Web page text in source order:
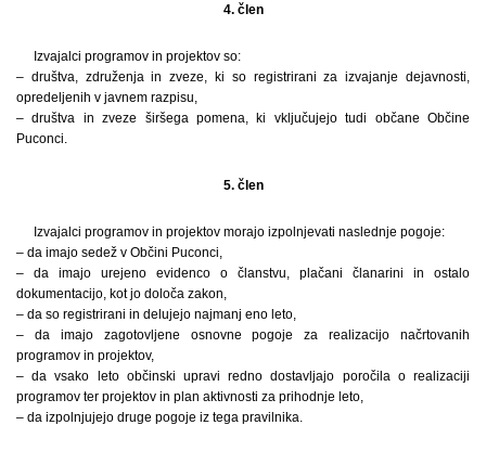
4. člen
Izvajalci programov in projektov so:
– društva, združenja in zveze, ki so registrirani za izvajanje dejavnosti,
opredeljenih v javnem razpisu,
– društva in zveze širšega pomena, ki vključujejo tudi občane Občine
Puconci.
5. člen
Izvajalci programov in projektov morajo izpolnjevati naslednje pogoje:
– da imajo sedež v Občini Puconci,
– da imajo urejeno evidenco o članstvu, plačani članarini in ostalo
dokumentacijo, kot jo določa zakon,
– da so registrirani in delujejo najmanj eno leto,
– da imajo zagotovljene osnovne pogoje za realizacijo načrtovanih
programov in projektov,
– da vsako leto občinski upravi redno dostavljajo poročila o realizaciji
programov ter projektov in plan aktivnosti za prihodnje leto,
– da izpolnjujejo druge pogoje iz tega pravilnika.